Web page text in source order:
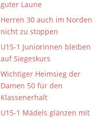
guter Laune
Herren 30 auch im Norden
nicht zu stoppen
U15-1 Juniorinnen bleiben
auf Siegeskurs
Wichtiger Heimsieg der
Damen 50 für den
Klassenerhalt
U15-1 Mädels glänzen mit